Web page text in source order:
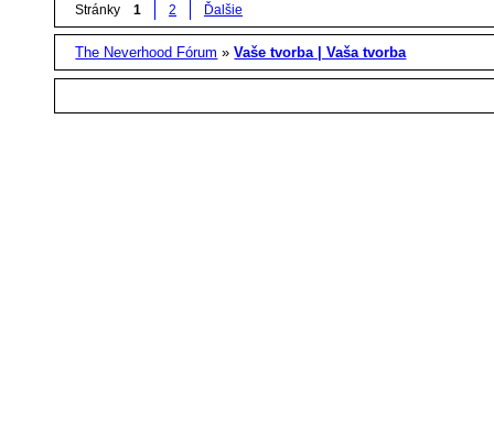
Stránky 1 2 Ďalšie
The Neverhood Fórum »Vaše tvorba | Vaša tvorba